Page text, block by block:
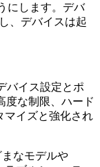
にします。デバ
、デバイスは起
バイス設定とポ
度な制限、ハード
マイズと強化され
まなモデルや